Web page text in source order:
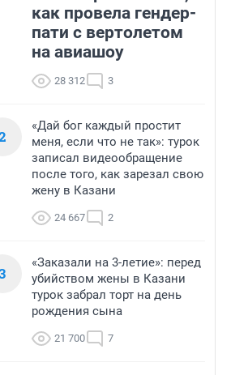
как провела гендер-
пати с вертолетом
на авиашоу
28 312 3
«Дай бог каждый простит
меня, если что не так»: турок
записал видеообращение
после того, как зарезал свою
жену в Казани
24 667 2
«Заказали на 3-летие»: перед
убийством жены в Казани
турок забрал торт на день
рождения сына
21 700 7